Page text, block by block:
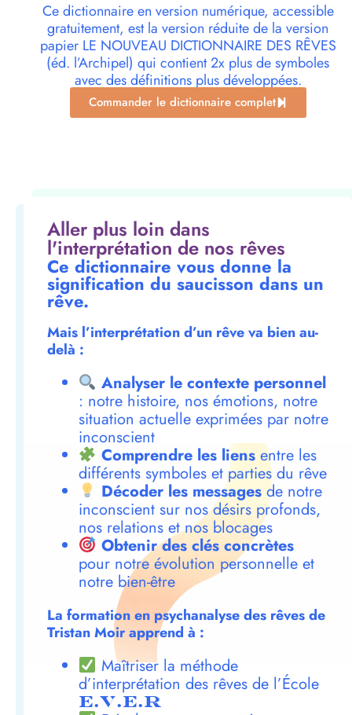
Ce dictionnaire en version numérique, accessible
gratuitement, est la version réduite de la version
papier LE NOUVEAU DICTIONNAIRE DES RÊVES
(éd. l’Archipel) qui contient 2x plus de symboles
avec des définitions plus développées.
Commander le dictionnaire complet
Aller plus loin dans
l'interprétation de nos rêves
Ce dictionnaire vous donne la
signification du saucisson dans un
rêve.
Mais l’interprétation d’un rêve va bien au-
delà :
Analyser le contexte personnel
: notre histoire, nos émotions, notre
situation actuelle exprimées par notre
inconscient
Comprendre les liensentre les
différents symboles et parties du rêve
Décoder les messagesde notre
inconscient sur nos désirs profonds,
nos relations et nos blocages
Obtenir des clés concrètes
pour notre évolution personnelle et
notre bien-être
La formation en psychanalyse des rêves de
Tristan Moir apprend à :
Maîtriser la méthode
d’interprétation des rêves de l’École
E.V.E.R